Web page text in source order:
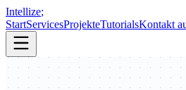
Intellize;
StartServicesProjekteTutorialsKontakt